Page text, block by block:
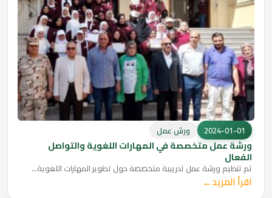
2024-01-01 ورش عمل
ورشة عمل متخصصة في المهارات اللغوية والتواصل
الفعال
تم تنظيم ورشة عمل تدريبية متخصصة حول تطوير المهارات اللغوية...
اقرأ المزيد←